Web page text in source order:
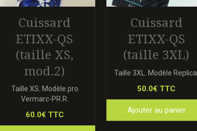
Cuissard
ETIXX-QS
(taille XS,
mod.2)
Taille XS. Modèle pro
Vermarc-PR.R.
60.0€ TTC
Cuissard
ETIXX-QS
(taille 3XL)
Taille 3XL. Modèle Replica.
50.0€ TTC
Ajouter au panier